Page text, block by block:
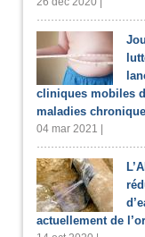
cliniques mobiles
maladies
04 mar 2021 |
actuellement de